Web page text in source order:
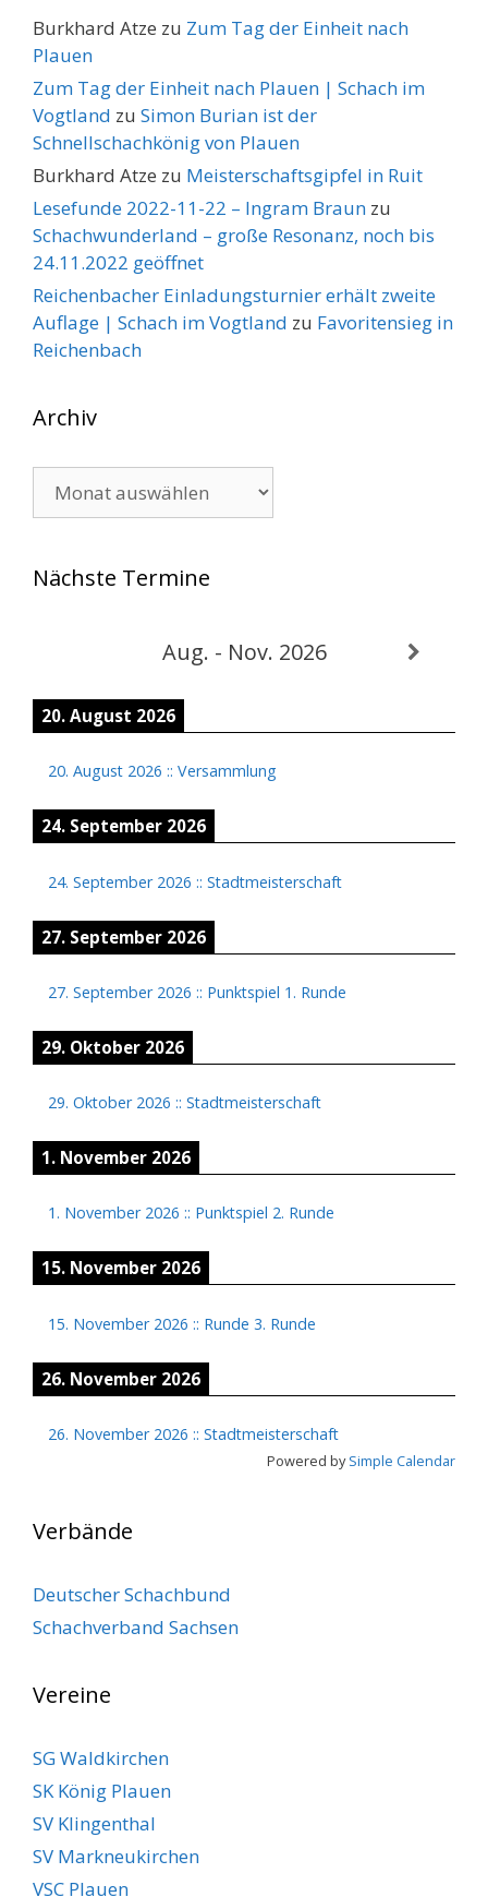
Burkhard Atze zu Zum Tag der Einheit nach
Plauen
Zum Tag der Einheit nach Plauen | Schach im
Vogtland zu Simon Burian ist der
Schnellschachkönig von Plauen
Burkhard Atze zu Meisterschaftsgipfel in Ruit
Lesefunde 2022-11-22 – Ingram Braun zu
Schachwunderland – große Resonanz, noch bis
24.11.2022 geöffnet
Reichenbacher Einladungsturnier erhält zweite
Auflage | Schach im Vogtland zu Favoritensieg in
Reichenbach
Archiv
Nächste Termine
Aug. - Nov. 2026
20. August 2026
20. August 2026 :: Versammlung
24. September 2026
24. September 2026 :: Stadtmeisterschaft
27. September 2026
27. September 2026 :: Punktspiel 1. Runde
29. Oktober 2026
29. Oktober 2026 :: Stadtmeisterschaft
1. November 2026
1. November 2026 :: Punktspiel 2. Runde
15. November 2026
15. November 2026 :: Runde 3. Runde
26. November 2026
26. November 2026 :: Stadtmeisterschaft
Powered bySimple Calendar
Verbände
Deutscher Schachbund
Schachverband Sachsen
Vereine
SG Waldkirchen
SK König Plauen
SV Klingenthal
SV Markneukirchen
VSC Plauen